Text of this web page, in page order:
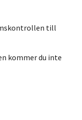
till
kommer du inte